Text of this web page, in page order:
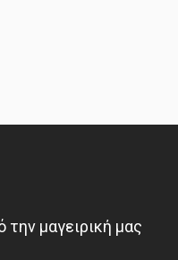
μαγειρική μας